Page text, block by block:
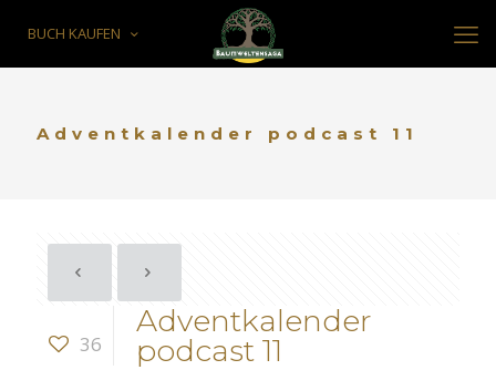
BUCH KAUFEN
Adventkalender podcast 11
36
Adventkalender
podcast 11